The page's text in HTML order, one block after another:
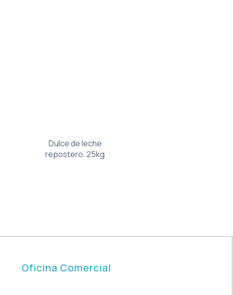
Dulce de leche
repostero. 25kg
Oficina Comercial